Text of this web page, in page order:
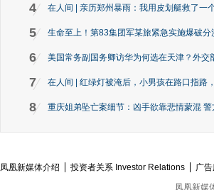
4 在人间 | 亲历郑州暴雨：我用皮划艇救了一
5 生命至上！第83集团军某旅紧急实施爆破分
6 美国常务副国务卿访华为何选在天津？外交
7 在人间 | 红绿灯被淹后，小男孩在路口指路
8 重庆姐弟坠亡案细节：凶手欲靠悲情蒙混
凤凰新媒体介绍 投资者关系 Investor Relations 广
凤凰新媒